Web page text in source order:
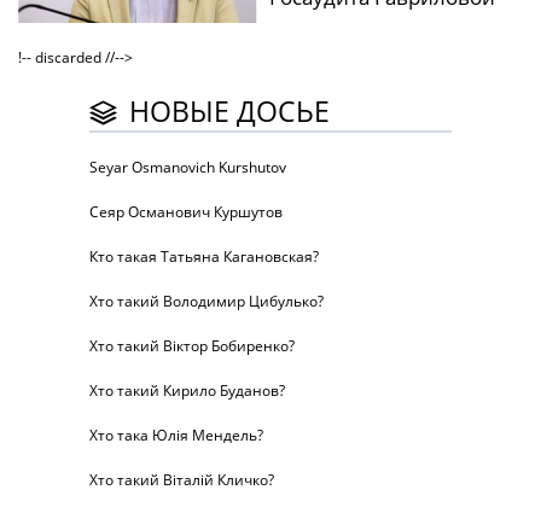
!-- discarded //-->
НОВЫЕ ДОСЬЕ
Seyar Osmanovich Kurshutov
Сеяр Османович Куршутов
Кто такая Татьяна Кагановская?
Хто такий Володимир Цибулько?
Хто такий Віктор Бобиренко?
Хто такий Кирило Буданов?
Хто така Юлія Мендель?
Хто такий Віталій Кличко?